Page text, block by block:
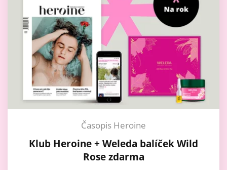
Časopis Heroine
Klub Heroine + Weleda balíček Wild
Rose zdarma